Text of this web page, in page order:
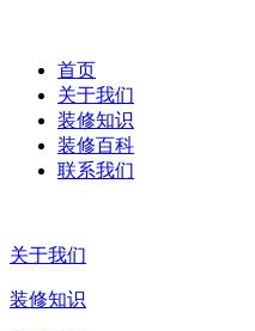
首页
关于我们
装修知识
装修百科
联系我们
关于我们
装修知识